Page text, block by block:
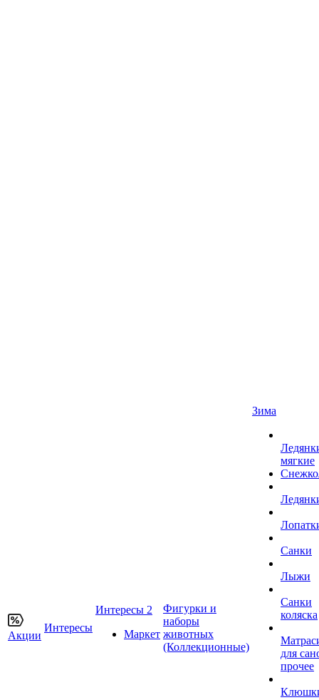
Акции
Интересы
Интересы 2
Маркет
Фигурки и
наборы
животных
(Коллекционные)
Зима
мягкие
Санки
Лыжи
Санки
коляска
для
прочее